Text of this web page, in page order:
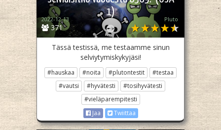
1)
371
2022-12-13 Pluto­
Tässä testissä, me testaamme sinun
selviytymiskykyjäsi!
#hauskaa #noita #plutontestit
#testaa
#vautsi
#hyvätesti
#tosihyvätesti
#vieläparempitesti
Jaa
Twiittaa